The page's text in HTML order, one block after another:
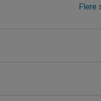
Flere
ett sett